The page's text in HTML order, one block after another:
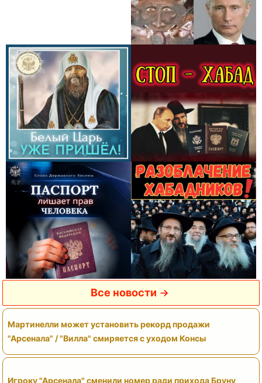
Все новости
Мартинелли может установить рекорд продажи
"Арсенала" / "Вилла" смиряется с уходом Консы
Игроку "Арсенала" сменили номер ради прихода Бруну